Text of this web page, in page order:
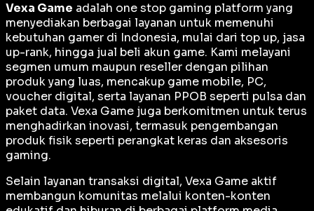
Vexa Game adalah one stop gaming platform yang
menyediakan berbagai layanan untuk memenuhi
kebutuhan gamer di Indonesia, mulai dari top up, jasa
up-rank, hingga jual beli akun game. Kami melayani
segmen umum maupun reseller dengan pilihan
produk yang luas, mencakup game mobile, PC,
voucher digital, serta layanan PPOB seperti pulsa dan
paket data. Vexa Game juga berkomitmen untuk terus
menghadirkan inovasi, termasuk pengembangan
produk fisik seperti perangkat keras dan aksesoris
gaming.
Selain layanan transaksi digital, Vexa Game aktif
membangun komunitas melalui konten-konten